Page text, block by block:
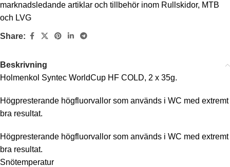
marknadsledande artiklar och tillbehör inom Rullskidor, MTB
och LVG
Share:
Beskrivning
Holmenkol Syntec WorldCup HF COLD, 2 x 35g.
Högpresterande högfluorvallor som används i WC med extremt
bra resultat.
Högpresterande högfluorvallor som används i WC med extremt
bra resultat.
Snötemperatur